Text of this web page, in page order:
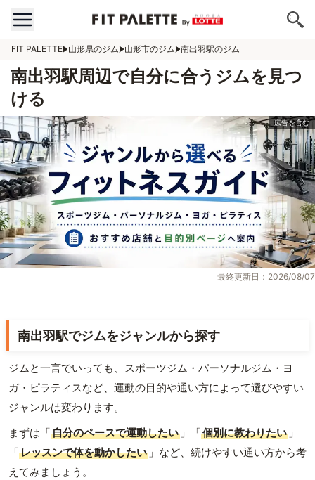
FIT PALETTE 山形県のジム 山形市のジム 南出羽駅のジム
南出羽駅周辺で自分に合うジムを見つ
ける
最終更新日：2026/08/07
南出羽駅でジムをジャンルから探す
ジムと一言でいっても、スポーツジム・パーソナルジム・ヨ
ガ・ピラティスなど、運動の目的や通い方によって選びやすい
ジャンルは変わります。
まずは「自分のペースで運動したい 」「個別に教わりたい 」
「レッスンで体を動かしたい 」など、続けやすい通い方から考
えてみましょう。